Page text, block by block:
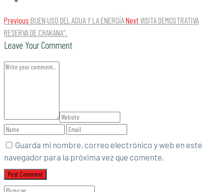
Previous BUEN USO DEL AGUA Y LA ENERGÍANext VISITA DEMOSTRATIVA
RESERVA DE CHAKANA”.
Leave Your Comment
Guarda mi nombre, correo electrónico y web en este
navegador para la próxima vez que comente.